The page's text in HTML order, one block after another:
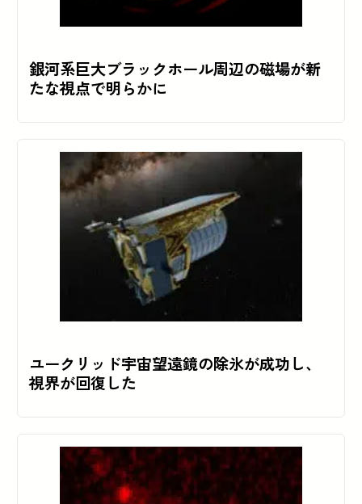
銀河系巨大ブラックホール周辺の磁場が新
たな視点で明らかに
ユークリッド宇宙望遠鏡の除氷が成功し、
視界が回復した